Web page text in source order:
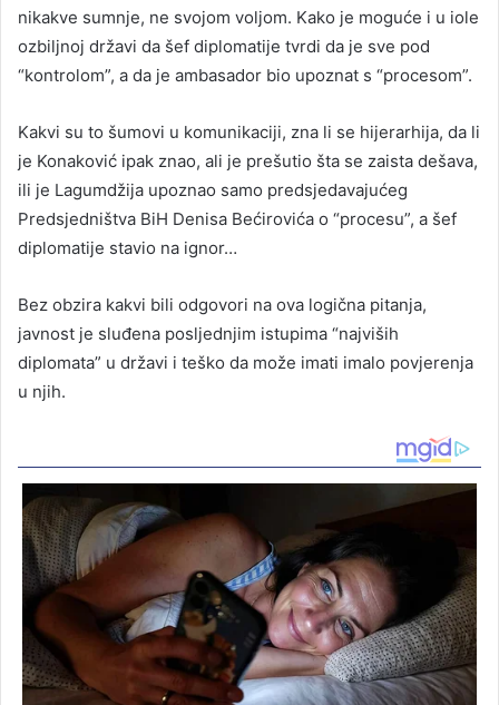
nikakve sumnje, ne svojom voljom. Kako je moguće i u iole
ozbiljnoj državi da šef diplomatije tvrdi da je sve pod
“kontrolom”, a da je ambasador bio upoznat s “procesom”.
Kakvi su to šumovi u komunikaciji, zna li se hijerarhija, da li
je Konaković ipak znao, ali je prešutio šta se zaista dešava,
ili je Lagumdžija upoznao samo predsjedavajućeg
Predsjedništva BiH Denisa Bećirovića o “procesu”, a šef
diplomatije stavio na ignor…
Bez obzira kakvi bili odgovori na ova logična pitanja,
javnost je sluđena posljednjim istupima “najviših
diplomata” u državi i teško da može imati imalo povjerenja
u njih.